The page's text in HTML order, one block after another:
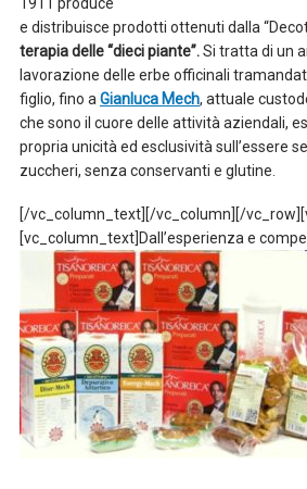
e distribuisce prodotti ottenuti dalla
terapia delle “dieci piante”.Si tratta di un
lavorazione delle erbe officinali
figlio, fino a Gianluca Mech, attuale
che sono il cuore delle attività aziendali,
propria unicità ed esclusività sull’essere
zuccheri, senza conservanti e glutine.
[/vc_column_text][/vc_column][/
[vc_column_text] Dall’esperienza e